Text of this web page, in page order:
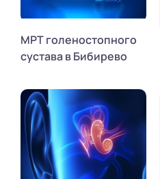
МРТ голеностопного
сустава в Бибирево